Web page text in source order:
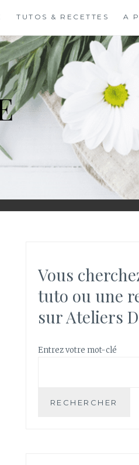
TUTOS & RECETTES A
Vous
tuto ou une
sur Ateliers
Entrez votre mot-clé
RECHERCHER